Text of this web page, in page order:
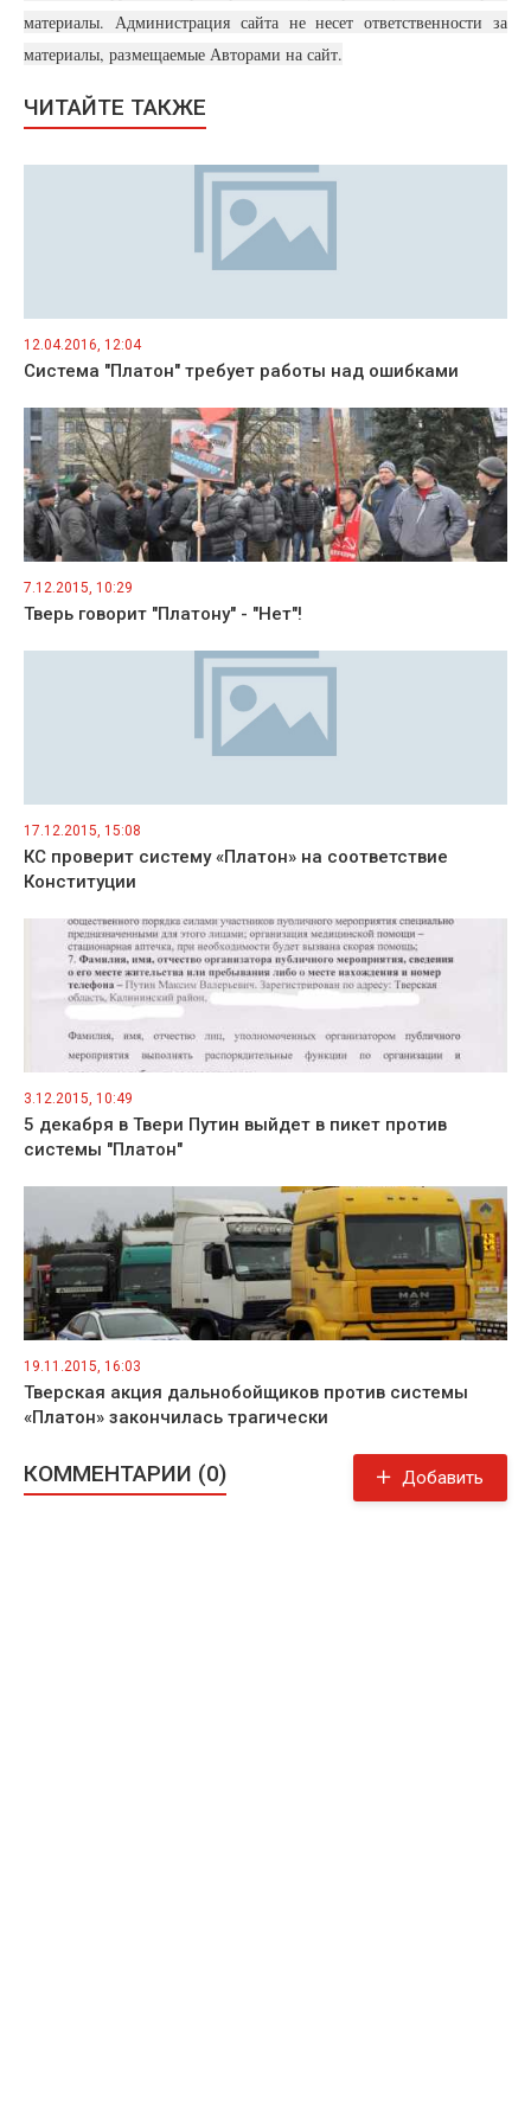
материалы. Администрация сайта не несет ответственности за
материалы, размещаемые Авторами на сайт.
ЧИТАЙТЕ ТАКЖЕ
12.04.2016, 12:04
Система "Платон" требует работы над ошибками
7.12.2015, 10:29
Тверь говорит "Платону" - "Нет"!
17.12.2015, 15:08
КС проверит систему «Платон» на соответствие
Конституции
3.12.2015, 10:49
5 декабря в Твери Путин выйдет в пикет против
системы "Платон"
19.11.2015, 16:03
Тверская акция дальнобойщиков против системы
«Платон» закончилась трагически
КОММЕНТАРИИ (0) Добавить